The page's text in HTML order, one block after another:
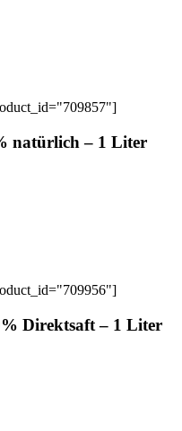
natürlich – 1 Liter
Direktsaft – 1 Liter